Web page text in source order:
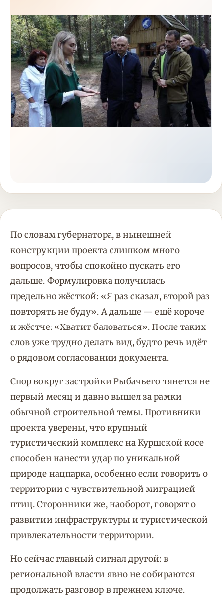
По словам губернатора, в нынешней
конструкции проекта слишком много
вопросов, чтобы спокойно пускать его
дальше. Формулировка получилась
предельно жёсткой: «Я раз сказал, второй раз
повторять не буду». А дальше — ещё короче
и жёстче: «Хватит баловаться». После таких
слов уже трудно делать вид, будто речь идёт
о рядовом согласовании документа.
Спор вокруг застройки Рыбачьего тянется не
первый месяц и давно вышел за рамки
обычной строительной темы. Противники
проекта уверены, что крупный
туристический комплекс на Куршской косе
способен нанести удар по уникальной
природе нацпарка, особенно если говорить о
территории с чувствительной миграцией
птиц. Сторонники же, наоборот, говорят о
развитии инфраструктуры и туристической
привлекательности территории.
Но сейчас главный сигнал другой: в
региональной власти явно не собираются
продолжать разговор в прежнем ключе.